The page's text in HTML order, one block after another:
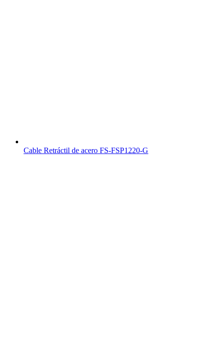
Cable Retráctil de acero FS-FSP1220-G